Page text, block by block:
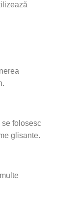
se folosesc
glisante.